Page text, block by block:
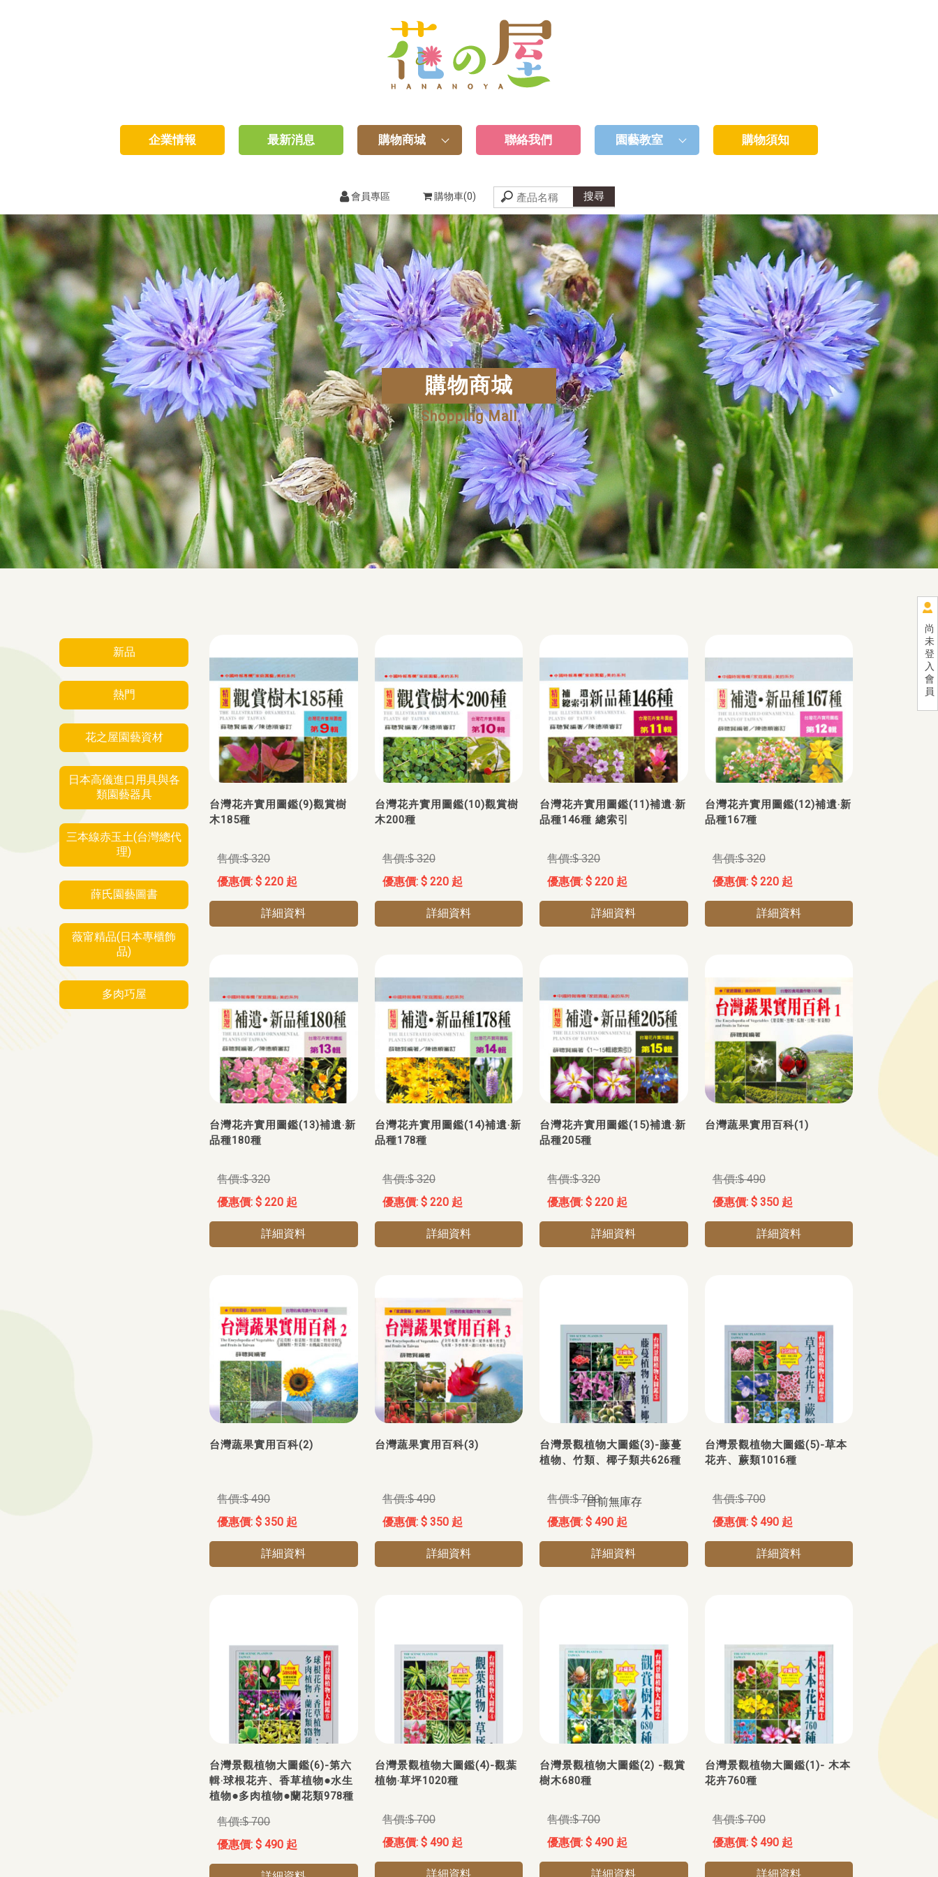
尚
未
登
入
會
員
企業情報 最新消息 購物商城 聯絡我們 園藝教室 購物須知
會員專區 購物車(0)
購物商城
Shopping Mall
新品
熱門
花之屋園藝資材
日本高儀進口用具與各
類園藝器具
三本線赤玉土(台灣總代
理)
薛氏園藝圖書
薇甯精品(日本專櫃飾
品)
多肉巧屋
台灣花卉實用圖鑑(9)觀賞樹
木185種
$ 320
$ 220 起
詳細資料
台灣花卉實用圖鑑(10)觀賞樹
木200種
$ 320
$ 220 起
詳細資料
台灣花卉實用圖鑑(11)補遺‧新
品種146種 總索引
$ 320
$ 220 起
詳細資料
台灣花卉實用圖鑑(12)補遺‧新
品種167種
$ 320
$ 220 起
詳細資料
台灣花卉實用圖鑑(13)補遺‧新
品種180種
$ 320
$ 220 起
詳細資料
台灣花卉實用圖鑑(14)補遺‧新
品種178種
$ 320
$ 220 起
詳細資料
台灣花卉實用圖鑑(15)補遺‧新
品種205種
$ 320
$ 220 起
詳細資料
台灣蔬果實用百科(1)
$ 490
$ 350 起
詳細資料
台灣蔬果實用百科(2)
$ 490
$ 350 起
詳細資料
台灣蔬果實用百科(3)
$ 490
$ 350 起
詳細資料
台灣景觀植物大圖鑑(3)-藤蔓
植物、竹類、椰子類共626種
$ 700
$ 490 起
目前無庫存
詳細資料
台灣景觀植物大圖鑑(5)-草本
花卉、蕨類1016種
$ 700
$ 490 起
詳細資料
台灣景觀植物大圖鑑(6)-第六
輯‧球根花卉、香草植物●水生
植物●多肉植物●蘭花類978種
$ 700
$ 490 起
台灣景觀植物大圖鑑(4)-觀葉
植物‧草坪1020種
$ 700
$ 490 起
詳細資料
台灣景觀植物大圖鑑(2) -觀賞
樹木680種
$ 700
$ 490 起
詳細資料
台灣景觀植物大圖鑑(1)- 木本
花卉760種
$ 700
$ 490 起
詳細資料